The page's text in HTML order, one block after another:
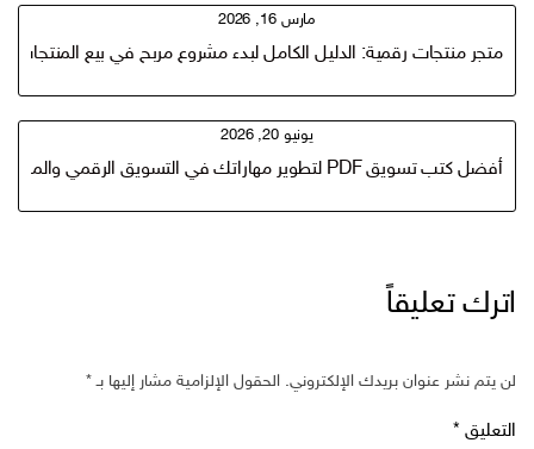
مارس 16, 2026
متجر منتجات رقمية: الدليل الكامل لبدء مشروع مربح في بيع المنتجات
يونيو 20, 2026
أفضل كتب تسويق PDF لتطوير مهاراتك في التسويق الرقمي والماركوتنج
اترك تعليقاً
لن يتم نشر عنوان بريدك الإلكتروني. الحقول الإلزامية مشار إليها بـ*
التعليق *